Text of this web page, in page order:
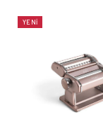
YENI